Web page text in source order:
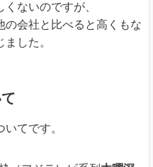
ないのですが、
の会社と比べると高くもな
した。
てです。